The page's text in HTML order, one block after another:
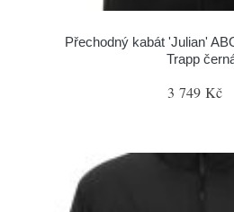
Přechodný kabát 'Julian'
Trapp
3 749 Kč